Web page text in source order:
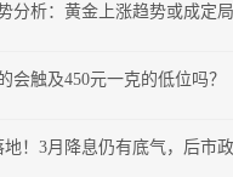
分析：黄金上涨趋势或成定局
会触及450元一克的低位吗？
！3月降息仍有底气，后市政